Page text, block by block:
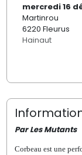
mercredi 16
Martinrou
6220 Fleurus
Hainaut
Par Les Mutants
Corbeau est une